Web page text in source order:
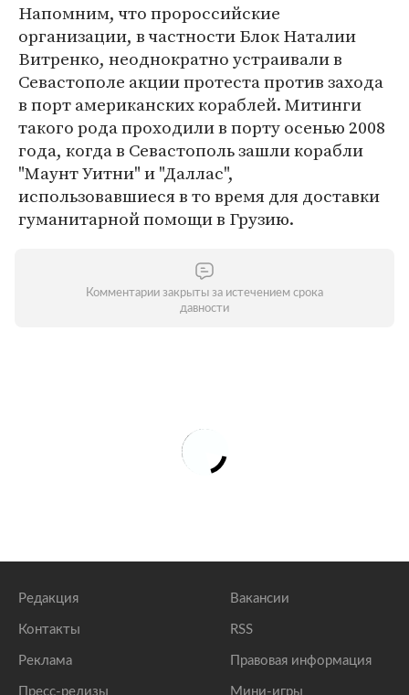
Напомним, что пророссийские
организации, в частности Блок Наталии
Витренко, неоднократно устраивали в
Севастополе акции протеста против захода
в порт американских кораблей. Митинги
такого рода проходили в порту осенью 2008
года, когда в Севастополь зашли корабли
"Маунт Уитни" и "Даллас",
использовавшиеся в то время для доставки
гуманитарной помощи в Грузию.
Комментарии закрыты за истечением срока
давности
Редакция
Контакты
Реклама
Пресс-релизы
Вакансии
RSS
Правовая информация
Мини-игры